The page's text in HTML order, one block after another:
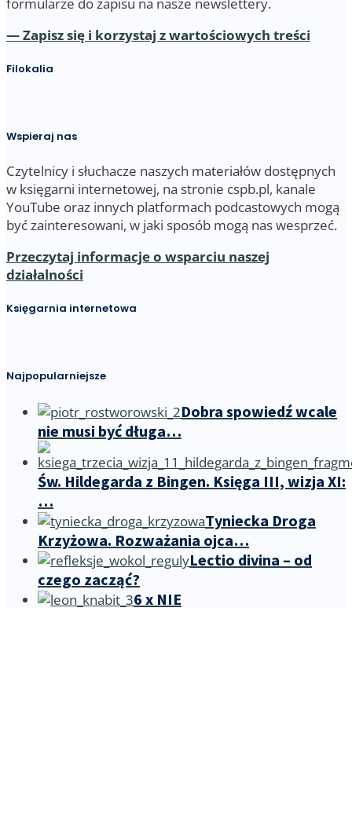
formularze do zapisu na nasze newslettery.
— Zapisz się i korzystaj z wartościowych treści
Filokalia
Wspieraj nas
Czytelnicy i słuchacze naszych materiałów dostępnych
w księgarni internetowej, na stronie cspb.pl, kanale
YouTube oraz innych platformach podcastowych mogą
być zainteresowani, w jaki sposób mogą nas wesprzeć.
Przeczytaj informacje o wsparciu naszej
działalności
Księgarnia internetowa
Najpopularniejsze
Dobra spowiedź wcale
nie musi być długa…
Św. Hildegarda z Bingen. Księga III, wizja XI:
…
Tyniecka Droga
Krzyżowa. Rozważania ojca…
Lectio divina – od
czego zacząć?
6 x NIE